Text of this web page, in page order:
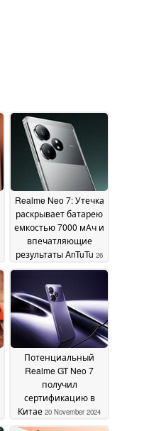
Realme Neo 7: Утечка
раскрывает батарею
емкостью 7000 мАч и
впечатляющие
результаты AnTuTu 26
November 2024
Потенциальный
Realme GT Neo 7
получил
сертификацию в
Китае 20 November 2024